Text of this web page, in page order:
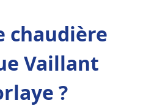
chaudière
Vaillant
?